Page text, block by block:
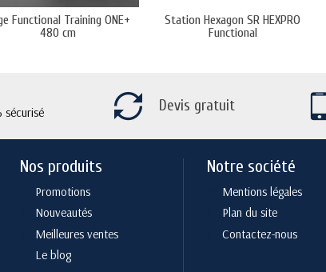
Functional Training ONE+
480 cm
Station Hexagon SR HEXPRO
Functional
sécurisé Devis gratuit
Nos produits
Promotions
Nouveautés
Meilleures ventes
Le blog
Notre société
Mentions légales
Plan du site
Contactez-nous